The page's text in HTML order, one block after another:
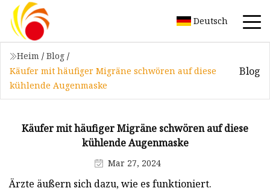
Deutsch
Heim / Blog /
Käufer mit häufiger Migräne schwören auf diese
kühlende Augenmaske
Blog
Käufer mit häufiger Migräne schwören auf diese
kühlende Augenmaske
Mar 27, 2024
Ärzte äußern sich dazu, wie es funktioniert.